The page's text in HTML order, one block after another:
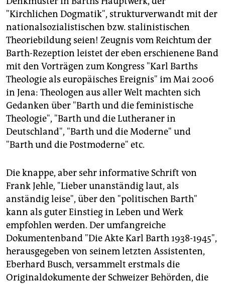
"Kirchlichen Dogmatik", strukturverwandt mit der
nationalsozialistischen bzw. stalinistischen
Theoriebildung seien! Zeugnis vom Reichtum der
Barth-Rezeption leistet der eben erschienene Band
mit den Vorträgen zum Kongress "Karl Barths
Theologie als europäisches Ereignis" im Mai 2006
in Jena: Theologen aus aller Welt machten sich
Gedanken über "Barth und die feministische
Theologie", "Barth und die Lutheraner in
Deutschland", "Barth und die Moderne" und
"Barth und die Postmoderne" etc.
Die knappe, aber sehr informative Schrift von
Frank Jehle, "Lieber unanständig laut, als
anständig leise", über den "politischen Barth"
kann als guter Einstieg in Leben und Werk
empfohlen werden. Der umfangreiche
Dokumentenband "Die Akte Karl Barth 1938-1945",
herausgegeben von seinem letzten Assistenten,
Eberhard Busch, versammelt erstmals die
Originaldokumente der Schweizer Behörden, die